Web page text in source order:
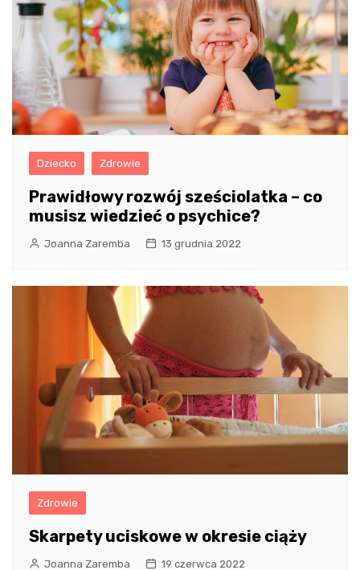
Dziecko Zdrowie
Prawidłowy rozwój sześciolatka – co
musisz wiedzieć o psychice?
Joanna Zaremba 13 grudnia 2022
Zdrowie
Skarpety uciskowe w okresie ciąży
Joanna Zaremba 19 czerwca 2022